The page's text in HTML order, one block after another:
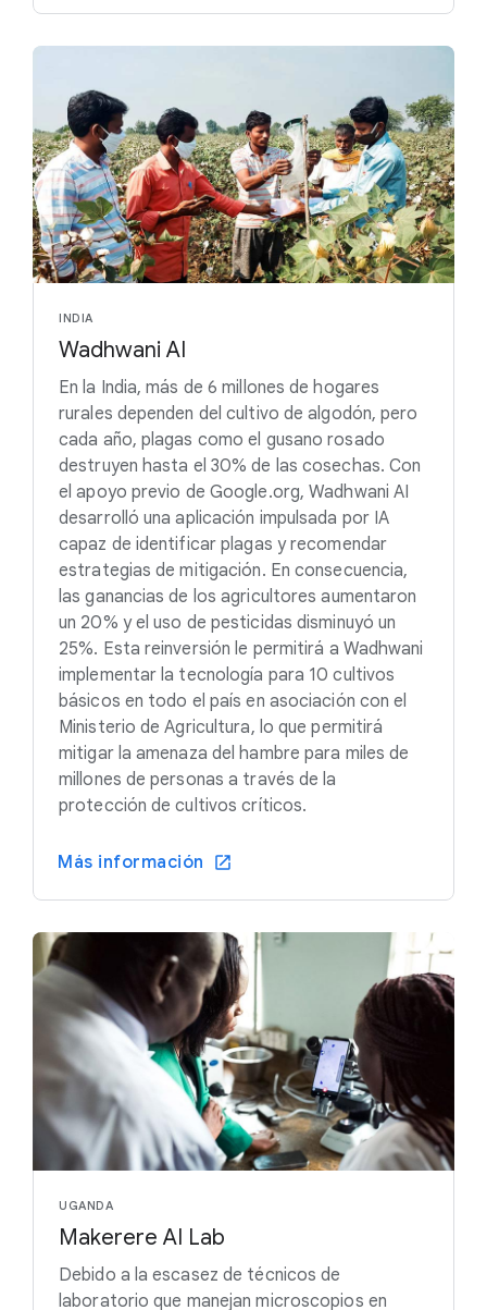
INDIA
Wadhwani AI
En la India, más de 6 millones de hogares
rurales dependen del cultivo de algodón, pero
cada año, plagas como el gusano rosado
destruyen hasta el 30% de las cosechas. Con
el apoyo previo de Google.org, Wadhwani AI
desarrolló una aplicación impulsada por IA
capaz de identificar plagas y recomendar
estrategias de mitigación. En consecuencia,
las ganancias de los agricultores aumentaron
un 20% y el uso de pesticidas disminuyó un
25%. Esta reinversión le permitirá a Wadhwani
implementar la tecnología para 10 cultivos
básicos en todo el país en asociación con el
Ministerio de Agricultura, lo que permitirá
mitigar la amenaza del hambre para miles de
millones de personas a través de la
protección de cultivos críticos.
Más información
UGANDA
Makerere AI Lab
Debido a la escasez de técnicos de
laboratorio que manejan microscopios en